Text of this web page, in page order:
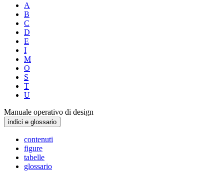
A
B
C
D
E
I
M
O
S
T
U
Manuale operativo di design
indici e glossario
contenuti
figure
tabelle
glossario